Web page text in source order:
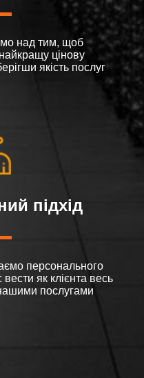
над тим, щоб
цінову
якість послуг
підхід
персонального
як клієнта весь
послугами